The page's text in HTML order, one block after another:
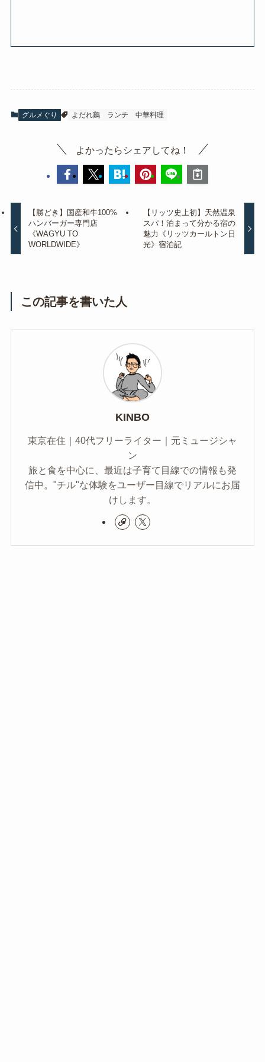
グルメぐり よだれ鷄 ランチ 中華料理
よかったらシェアしてね！
【勝どき】国産和牛100%
ハンバーガー専門店
《WAGYU TO
WORLDWIDE》
【リッツ史上初】天然温泉
スパ！泊まって分かる宿の
魅力《リッツカールトン日
光》宿泊記
この記事を書いた人
KINBO
東京在住｜40代フリーライター｜元ミュージシャ
ン
旅と食を中心に、最近は子育て目線での情報も発
信中。"チル"な体験をユーザー目線でリアルにお届
けします。